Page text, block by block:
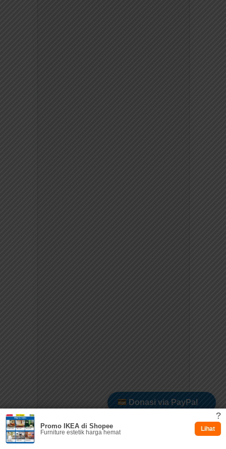
Donasi via PayPal
Dukung via Kitabisa
?
Promo IKEA di Shopee
Furniture estetik harga hemat Lihat